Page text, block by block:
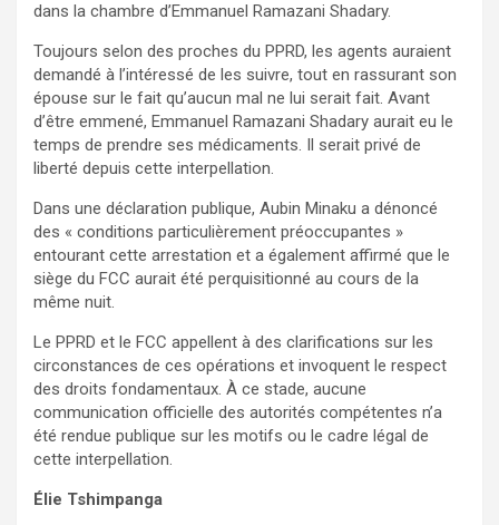
dans la chambre d’Emmanuel Ramazani Shadary.
Toujours selon des proches du PPRD, les agents auraient
demandé à l’intéressé de les suivre, tout en rassurant son
épouse sur le fait qu’aucun mal ne lui serait fait. Avant
d’être emmené, Emmanuel Ramazani Shadary aurait eu le
temps de prendre ses médicaments. Il serait privé de
liberté depuis cette interpellation.
Dans une déclaration publique, Aubin Minaku a dénoncé
des « conditions particulièrement préoccupantes »
entourant cette arrestation et a également affirmé que le
siège du FCC aurait été perquisitionné au cours de la
même nuit.
Le PPRD et le FCC appellent à des clarifications sur les
circonstances de ces opérations et invoquent le respect
des droits fondamentaux. À ce stade, aucune
communication officielle des autorités compétentes n’a
été rendue publique sur les motifs ou le cadre légal de
cette interpellation.
Élie Tshimpanga